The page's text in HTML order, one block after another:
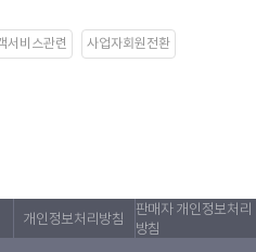
서비스관련 사업자회원전환
개인정보처리방침
판매자 개인정보처리
방침